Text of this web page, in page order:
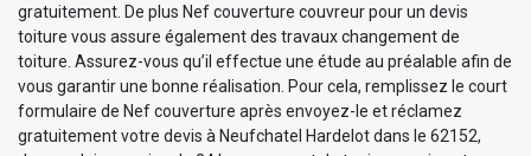
gratuitement. De plus Nef couverture couvreur pour un devis
toiture vous assure également des travaux changement de
toiture. Assurez-vous qu’il effectue une étude au préalable afin de
vous garantir une bonne réalisation. Pour cela, remplissez le court
formulaire de Nef couverture après envoyez-le et réclamez
gratuitement votre devis à Neufchatel Hardelot dans le 62152,